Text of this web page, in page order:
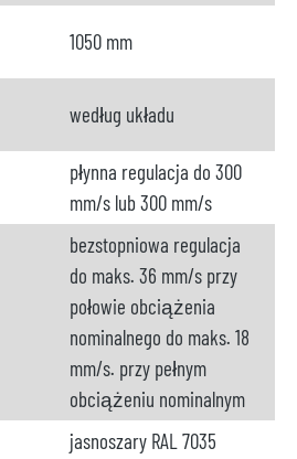
1050 mm
według układu
płynna regulacja do 300
mm/s lub 300 mm/s
bezstopniowa regulacja
do maks. 36 mm/s przy
połowie obciążenia
nominalnego do maks. 18
mm/s. przy pełnym
obciążeniu nominalnym
jasnoszary RAL 7035